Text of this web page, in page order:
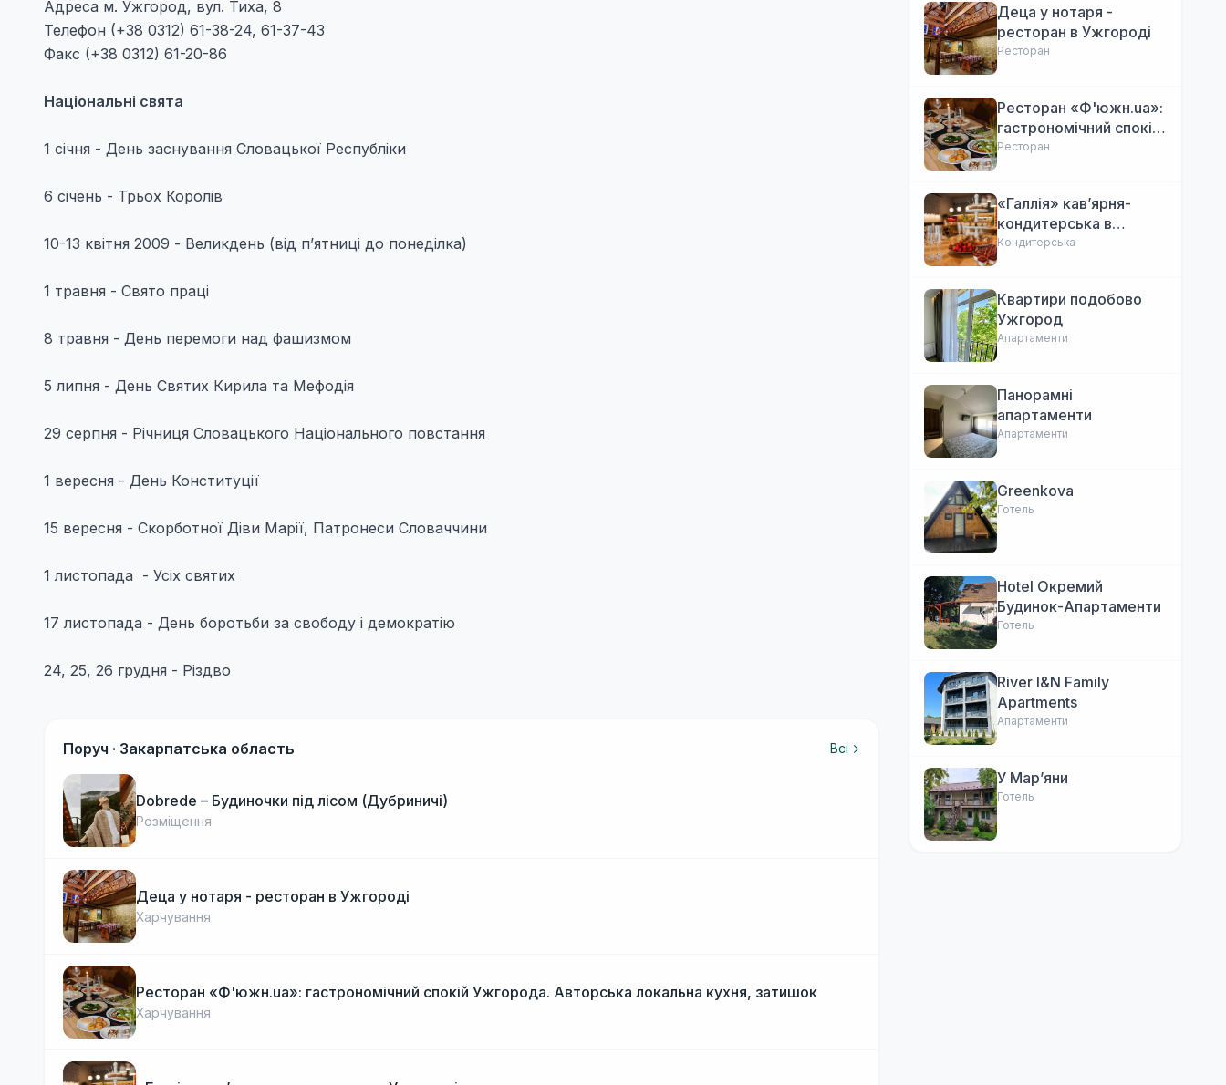
Адреса м. Ужгород, вул. Тиха, 8
Телефон (+38 0312) 61-38-24, 61-37-43
Факс (+38 0312) 61-20-86
Національні свята
1 січня - День заснування Словацької Республіки
6 січень - Трьох Королів
10-13 квітня 2009 - Великдень (від п’ятниці до понеділка)
1 травня - Свято праці
8 травня - День перемоги над фашизмом
5 липня - День Святих Кирила та Мефодія
29 серпня - Річниця Словацького Національного повстання
1 вересня - День Конституції
15 вересня - Скорботної Діви Марії, Патронеси Словаччини
1 листопада - Усіх святих
17 листопада - День боротьби за свободу і демократію
24, 25, 26 грудня - Різдво
Поруч · Закарпатська область Всі
Dobrede – Будиночки під лісом (Дубриничі)
Розміщення
Деца у нотаря - ресторан в Ужгороді
Харчування
Ресторан «Ф'южн.ua»: гастрономічний спокій Ужгорода. Авторська локальна кухня, затишок
Харчування
Деца у нотаря -
ресторан в Ужгороді
Ресторан
Ресторан «Ф'южн.ua»:
гастрономічний спокій
Ужгорода. Авторська
Ресторан
«Галлія» кав’ярня-
кондитерська в
Ужгороді
Кондитерська
Квартири подобово
Ужгород
Апартаменти
Панорамні
апартаменти
Апартаменти
Greenkova
Готель
Hotel Окремий
Будинок-Апартаменти
Готель
River I&N Family
Apartments
Апартаменти
У Марʼяни
Готель